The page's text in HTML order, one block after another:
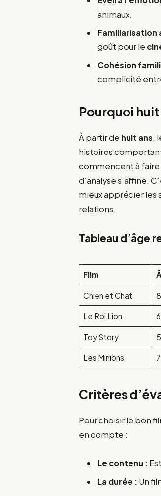
animaux.
Familiarisation
goût pour le
Cohésion
complicité
Pourquoi huit
À partir de huit ans,
histoires
commencent à
d’analyse s’affine.
mieux apprécier les
relations.
Tableau d’âge
Film
Chien et Chat
Le Roi Lion
Toy Story
Les Minions
Critères
Pour choisir le bon
en compte :
Le contenu :
La durée : Un